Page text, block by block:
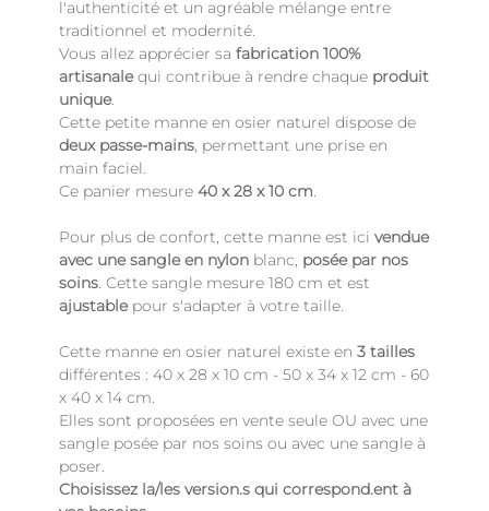
l'authenticité et un agréable mélange entre
traditionnel et modernité.
Vous allez apprécier sa fabrication 100%
artisanalequi contribue à rendre chaque produit
unique.
Cette petite manne en osier naturel dispose de
deux passe-mains, permettant une prise en
main faciel.
Ce panier mesure 40 x 28 x 10 cm.
Pour plus de confort, cette manne est ici vendue
avec une sangle en nylon blanc, posée par nos
soins. Cette sangle mesure 180 cm et est
ajustablepour s'adapter à votre taille.
Cette manne en osier naturel existe en 3 tailles
différentes : 40 x 28 x 10 cm - 50 x 34 x 12 cm - 60
x 40 x 14 cm.
Elles sont proposées en vente seule OU avec une
sangle posée par nos soins ou avec une sangle à
poser.
Choisissez la/les version.s qui correspond.ent à